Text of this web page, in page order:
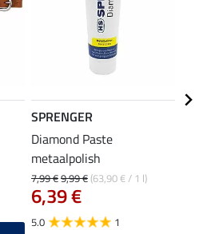
SPRENGER
Diamond Paste
metaalpolish
7,99 €9,99 € (63,90 € / 1 l)
6,39 €
5.0 1